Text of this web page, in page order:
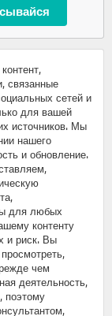
связанные
сетей и
для вашей
источников. Мы
нашего
и обновление.
для любых
контенту
и риск. Вы
чем
деятельность,
поэтому